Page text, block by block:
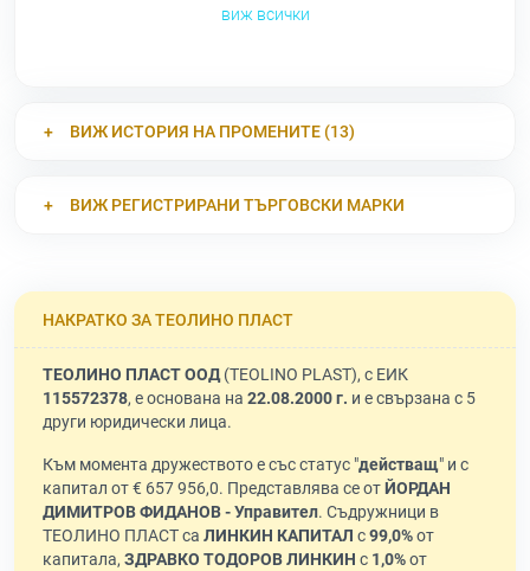
виж всички
ВИЖ ИСТОРИЯ НА ПРОМЕНИТЕ (13)
ВИЖ РЕГИСТРИРАНИ ТЪРГОВСКИ МАРКИ
НАКРАТКО ЗА ТЕОЛИНО ПЛАСТ
ТЕОЛИНО ПЛАСТ ООД(TEOLINO PLAST), с ЕИК
115572378, е основана на 22.08.2000 г. и е свързана с 5
други юридически лица.
Към момента дружеството е със статус "действащ" и с
капитал от € 657 956,0. Представлява се отЙОРДАН
ДИМИТРОВ ФИДАНОВ - Управител. Съдружници в
ТЕОЛИНО ПЛАСТ са ЛИНКИН КАПИТАЛ с99,0%от
капитала, ЗДРАВКО ТОДОРОВ ЛИНКИН с 1,0%от